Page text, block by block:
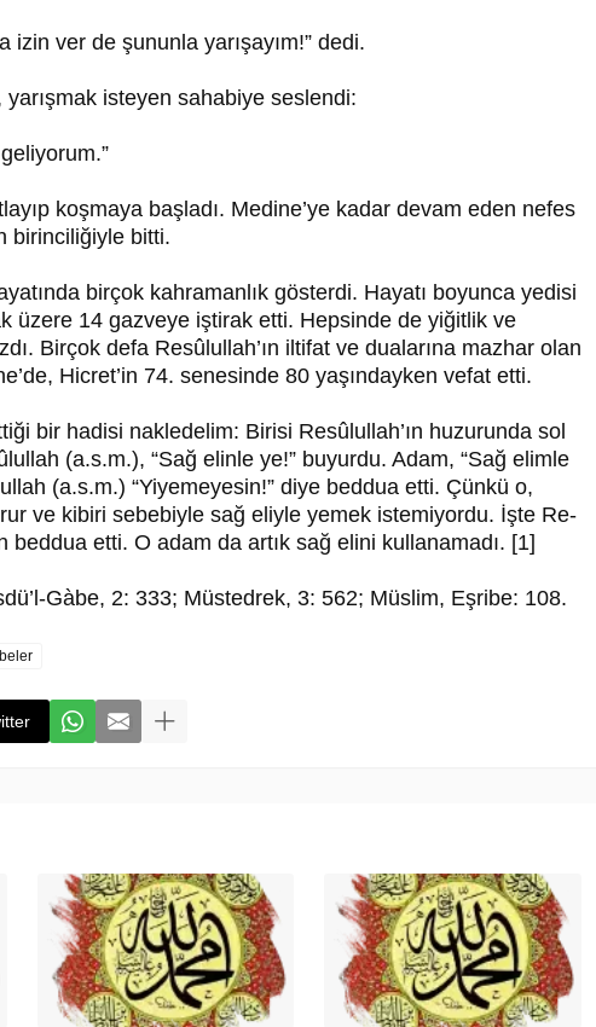
izin ver de şununla yarışayım!” dedi.
isteyen sahabiye seslendi:
koşmaya başladı. Medine’ye kadar devam eden nefes
birinciliğiyle bitti.
birçok kahramanlık gösterdi. Hayatı bo­yunca yedisi
üzere 14 gazveye iştirak etti. Hepsin­de de yiğitlik ve
Birçok defa Re­sû­lul­lah’ın iltifat ve dualarına mazhar olan
Hicret’in 74. senesin­de 80 yaşındayken vefat etti.
bir hadisi nakledelim: Birisi Re­sû­lul­lah’ın huzurunda sol
(a.s.m.), “Sağ elinle ye!” buyurdu. Adam, “Sağ elimle
(a.s.m.) “Yiyemeyesin!” diye beddua etti. Çünkü o,
ve kibiri sebebiyle sağ eliyle yemek istemiyordu. İşte Re­
etti. O adam da artık sağ elini kullanamadı. [1]
Gàbe, 2: 333; Müstedrek, 3: 562; Müslim, Eşribe: 108.